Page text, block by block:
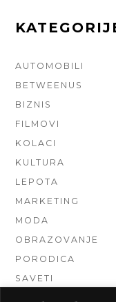
AUTOMOBILI
BETWEENUS
BIZNIS
FILMOVI
KOLACI
KULTURA
LEPOTA
MARKETING
MODA
OBRAZOVANJE
PORODICA
SAVETI